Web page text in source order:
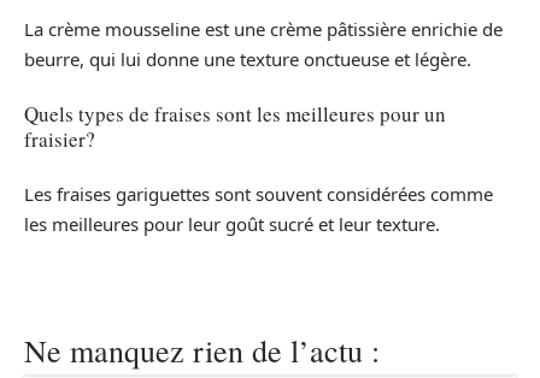
La crème mousseline est une crème pâtissière enrichie de
beurre, qui lui donne une texture onctueuse et légère.
Quels types de fraises sont les meilleures pour un
fraisier?
Les fraises gariguettes sont souvent considérées comme
les meilleures pour leur goût sucré et leur texture.
Ne manquez rien de l’actu :